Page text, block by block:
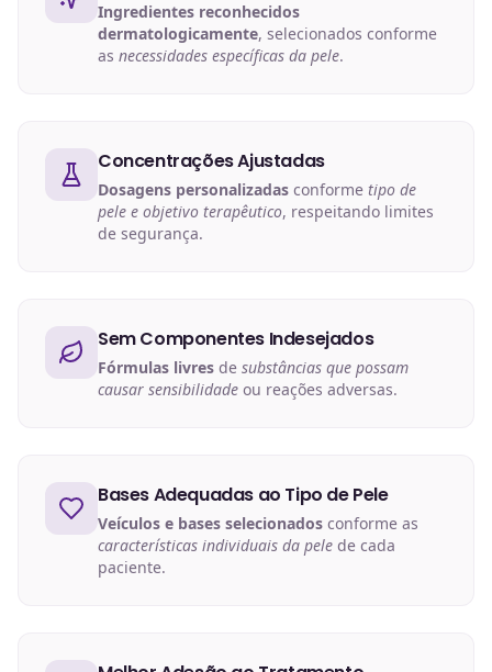
Ingredientes reconhecidos
dermatologicamente, selecionados conforme
as necessidades específicas da pele.
Concentrações Ajustadas
Dosagens personalizadas conforme tipo de
pele e objetivo terapêutico, respeitando limites
de segurança.
Sem Componentes Indesejados
Fórmulas livres de substâncias que possam
causar sensibilidade ou reações adversas.
Bases Adequadas ao Tipo de Pele
Veículos e bases selecionados conforme as
características individuais da pele de cada
paciente.